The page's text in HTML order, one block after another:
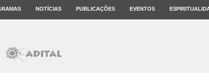
NOTÍCIAS PUBLICAÇÕES EVENTOS